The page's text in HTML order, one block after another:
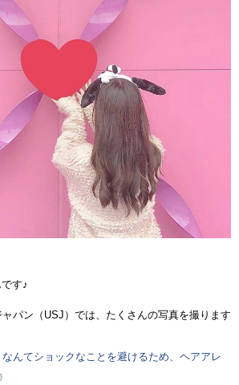
す♪
パン（USJ）では、たくさんの写真を撮ります
なんてショックなことを避けるため、ヘアアレ